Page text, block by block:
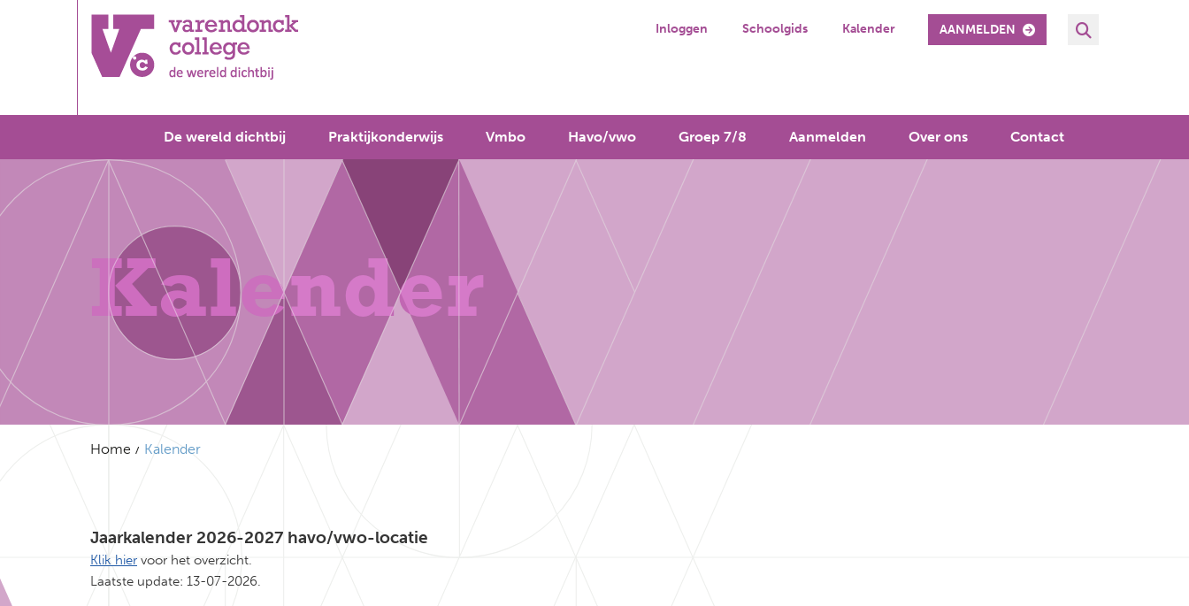
Inloggen Schoolgids Kalender AANMELDEN
De wereld dichtbij Praktijkonderwijs Vmbo Havo/vwo Groep 7/8 Aanmelden Over ons Contact
Kalender
Home Kalender
Jaarkalender 2026-2027 havo/vwo-locatie
Klik hier voor het overzicht.
Laatste update: 13-07-2026.